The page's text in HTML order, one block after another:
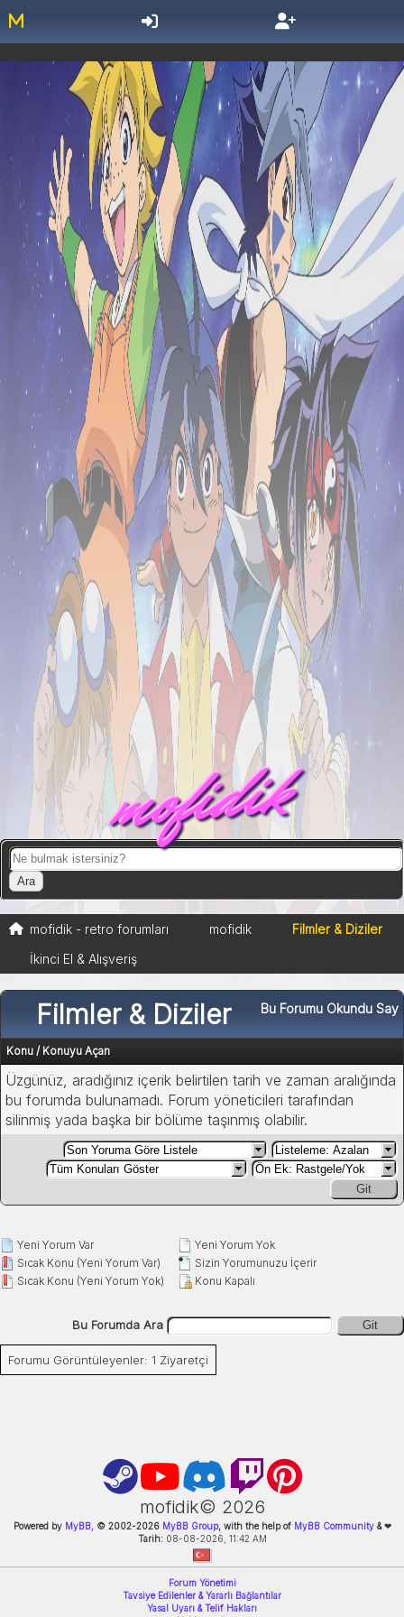
mofidik
mofidik - retro forumları
mofidik
İkinci El & Alışveriş
Filmler & Diziler
Bu Forumu Okundu Say
Filmler & Diziler
Konu / Konuyu Açan
Üzgünüz, aradığınız içerik belirtilen tarih ve zaman aralığında
bu forumda bulunamadı. Forum yöneticileri tarafından
silinmiş yada başka bir bölüme taşınmış olabilir.
Git
Yeni Yorum Var
Sıcak Konu (Yeni Yorum Var)
Sıcak Konu (Yeni Yorum Yok)
Yeni Yorum Yok
Sizin Yorumunuzu İçerir
Konu Kapalı
Bu Forumda Ara Git
Forumu Görüntüleyenler: 1 Ziyaretçi
mofidik© 2026
Powered by MyBB, © 2002-2026MyBB Group, with the help of MyBB Community&❤
Tarih:08-08-2026, 11:42 AM
Forum Yönetimi
Tavsiye Edilenler & Yararlı Bağlantılar
Yasal Uyarı & Telif Hakları